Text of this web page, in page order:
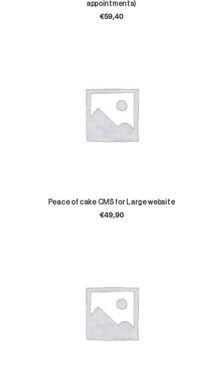
appointments)
€59,40
TOEVOEGEN AAN WINKELWAGEN
Peace of cake CMS for Large website
€49,90